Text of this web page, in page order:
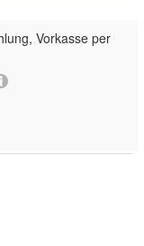
Vorkasse per